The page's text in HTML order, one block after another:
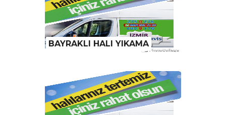
BAYRAKLI HALI YIKAMA